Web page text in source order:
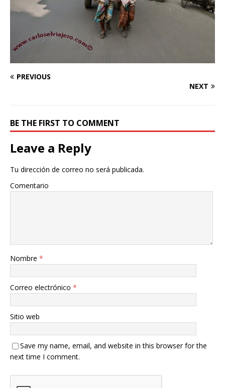
PREVIOUS
NEXT
BE THE FIRST TO COMMENT
Leave a Reply
Tu dirección de correo no será publicada.
Comentario
Nombre *
Correo electrónico *
Sitio web
Save my name, email, and website in this browser for the
next time I comment.